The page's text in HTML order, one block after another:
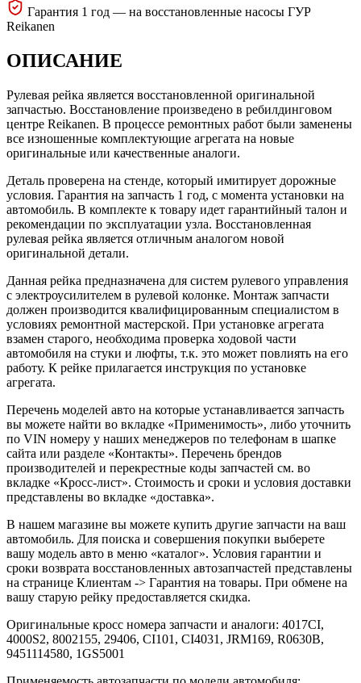
Гарантия 1 год — на восстановленные насосы ГУР
Reikanen
ОПИСАНИЕ
Рулевая рейка является восстановленной оригинальной
запчастью. Восстановление произведено в ребилдинговом
центре Reikanen. В процессе ремонтных работ были заменены
все изношенные комплектующие агрегата на новые
оригинальные или качественные аналоги.
Деталь проверена на стенде, который имитирует дорожные
условия. Гарантия на запчасть 1 год, с момента установки на
автомобиль. В комплекте к товару идет гарантийный талон и
рекомендации по эксплуатации узла. Восстановленная
рулевая рейка является отличным аналогом новой
оригинальной детали.
Данная рейка предназначена для систем рулевого управления
с электроусилителем в рулевой колонке. Монтаж запчасти
должен производится квалифицированным специалистом в
условиях ремонтной мастерской. При установке агрегата
взамен старого, необходима проверка ходовой части
автомобиля на стуки и люфты, т.к. это может повлиять на его
работу. К рейке прилагается инструкция по установке
агрегата.
Перечень моделей авто на которые устанавливается запчасть
вы можете найти во вкладке «Применимость», либо уточнить
по VIN номеру у наших менеджеров по телефонам в шапке
сайта или разделе «Контакты». Перечень брендов
производителей и перекрестные коды запчастей см. во
вкладке «Кросс-лист». Стоимость и сроки и условия доставки
представлены во вкладке «доставка».
В нашем магазине вы можете купить другие запчасти на ваш
автомобиль. Для поиска и совершения покупки выберете
вашу модель авто в меню «каталог». Условия гарантии и
сроки возврата восстановленных автозапчастей представлены
на странице Клиентам -> Гарантия на товары. При обмене на
вашу старую рейку предоставляется скидка.
Оригинальные кросс номера запчасти и аналоги: 4017CI,
4000S2, 8002155, 29406, CI101, CI4031, JRM169, R0630B,
9451114580, 1GS5001